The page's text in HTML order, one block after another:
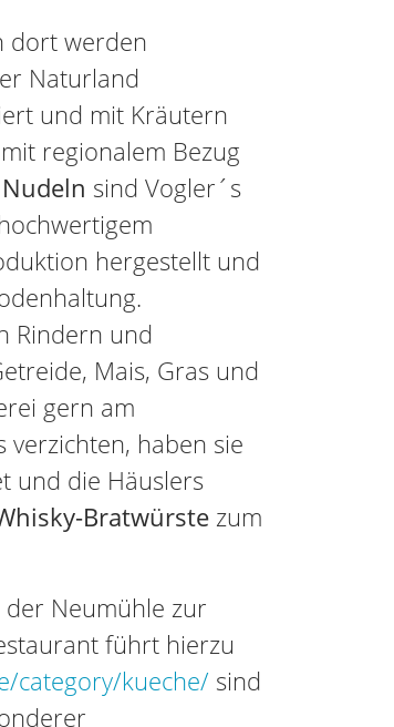
dort werden
Naturland
und mit Kräutern
regionalem Bezug
Nudeln sind Vogler´s
hergestellt und
Rindern und
Mais, Gras und
gern am
haben sie
und die Häuslers
Bratwürste zum
der Neumühle zur
führt hierzu
category/kueche/ sind